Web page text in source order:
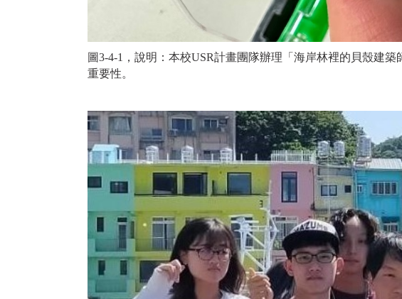
圖3-4-1，說明：本校USR計畫團隊辦理「海岸林裡的貝殼建
重要性。